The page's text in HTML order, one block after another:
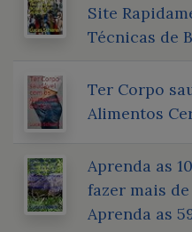
Site
Técnicas de
Ter Corpo
Alimentos
Aprenda as
fazer mais
Aprenda as